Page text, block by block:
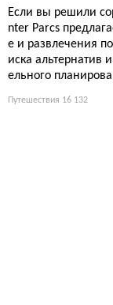
Если вы решили
nter Parcs
е и развлечения
иска альтернатив
ельного
Путешествия 16 132